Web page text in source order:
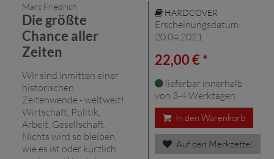
Marc Friedrich
Die größte
Chance aller
Zeiten
Wir sind inmitten einer
historischen
Zeitenwende - weltweit!
Wirtschaft, Politik,
Arbeit, Gesellschaft.
Nichts wird so bleiben,
wie es ist oder kürzlich
HARDCOVER
Erscheinungsdatum:
20.04.2021
22,00 € *
lieferbar innerhalb
von 3-4 Werktagen
In den Warenkorb
Auf den Merkzettel